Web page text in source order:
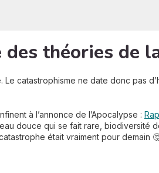
théories de
catastrophisme ne date donc pas
à l’annonce de l’Apocalypse :
douce qui se fait rare, biodiversité
était vraiment pour demain